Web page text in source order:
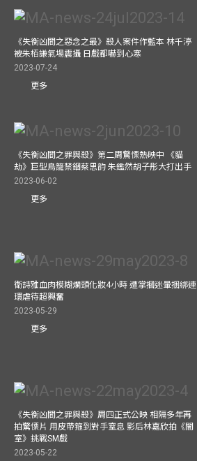
《失衡凶間之惡念之最》殺人案件作藍本 林千渟
被朱栢謙氣場震攝 日戲都嚇到心寒
2023-07-24
更多
《失衡凶間之罪與殺》第二周驚慄熱映中 《貓
劫》巨型鳥籠禁錮蔡思韵 朱鑑然胡子彤大打出手
2023-06-02
更多
衛詩雅血肉模糊爛頭化妝4小時 遭掌摑迷暈捆綁連
環虐待超興奮
2023-05-29
更多
《失衡凶間之罪與殺》周四正式公映 相隔多年再
拍驚慄片 用皮帶箍到對手窒息 影后林嘉欣拍《闇
室》挑戰SM戲
2023-05-22